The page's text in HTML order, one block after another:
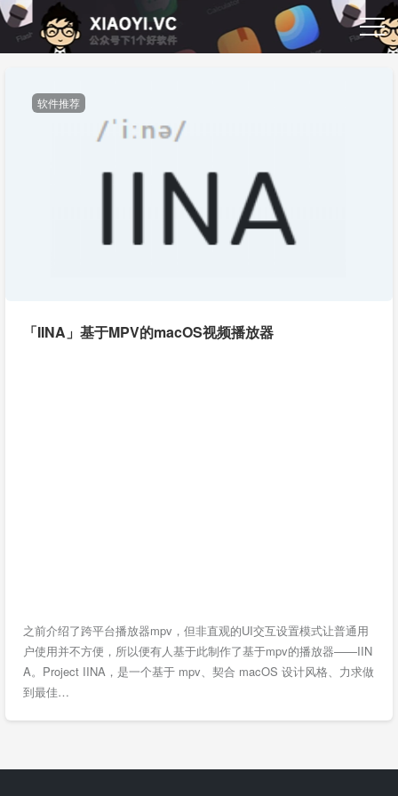
软件推荐
「IINA」基于MPV的macOS视频播放器
之前介绍了跨平台播放器mpv，但非直观的UI交互设置模式让普通用
户使用并不方便，所以便有人基于此制作了基于mpv的播放器——IIN
A。Project IINA，是一个基于 mpv、契合 macOS 设计风格、力求做
到最佳…